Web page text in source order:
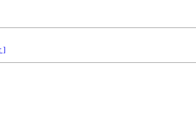
]